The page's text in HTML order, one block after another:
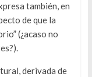
también, en
de que la
(¿acaso no
derivada de